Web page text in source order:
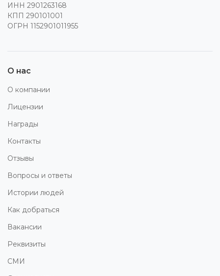
ИНН 2901263168
КПП 290101001
ОГРН 1152901011955
О нас
О компании
Лицензии
Награды
Контакты
Отзывы
Вопросы и ответы
Истории людей
Как добраться
Вакансии
Реквизиты
СМИ